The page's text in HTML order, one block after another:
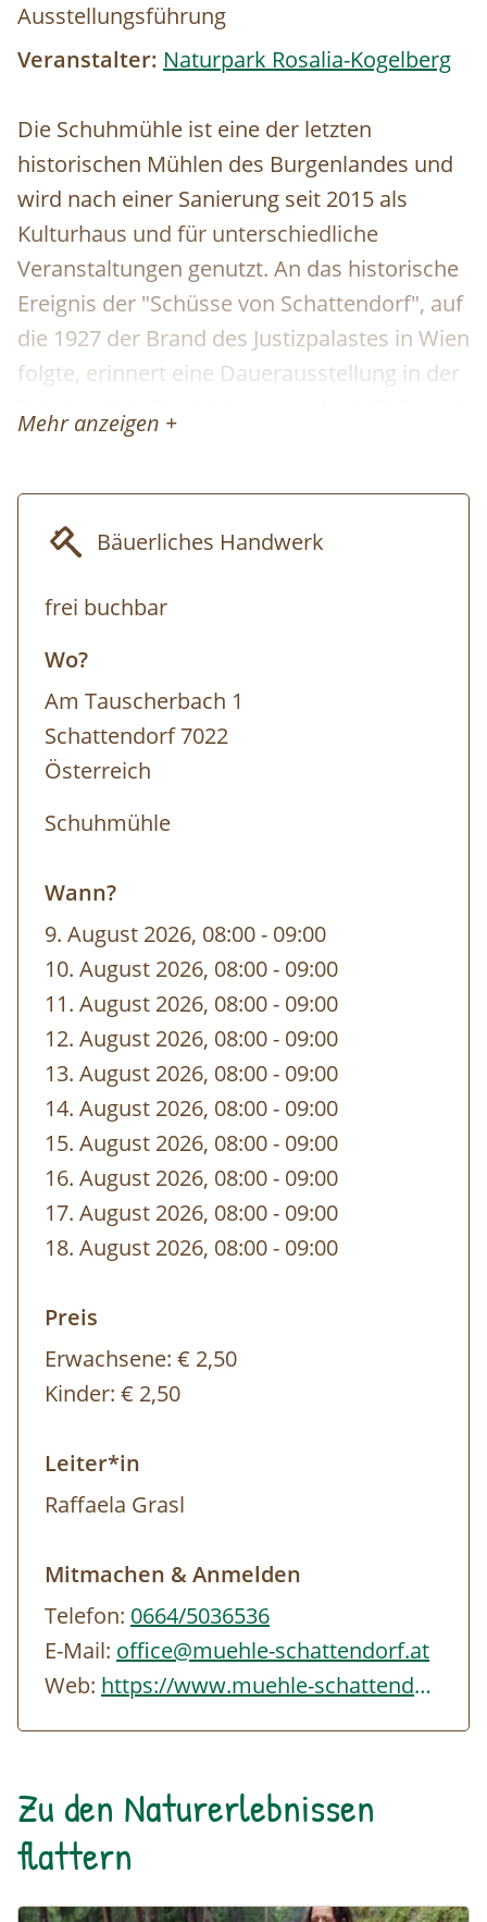
Ausstellungsführung
Veranstalter: Naturpark Rosalia-Kogelberg
Die Schuhmühle ist eine der letzten
historischen Mühlen des Burgenlandes und
wird nach einer Sanierung seit 2015 als
Kulturhaus und für unterschiedliche
Veranstaltungen genutzt. An das historische
Ereignis der "Schüsse von Schattendorf", auf
die 1927 der Brand des Justizpalastes in Wien
folgte, erinnert eine Dauerausstellung in der
Schuhmühle. Besichtigungen der Mühle und
des Mühlenladens mit Handwerkskunst und
Führungen von Gruppen nach
Termin: jederzeit nach telefonischer
Vereinbarung ab 10 Personen
Dauer: 1,5h
Mehr anzeigen +
Bäuerliches Handwerk
frei buchbar
Wo?
Am Tauscherbach 1
Schattendorf 7022
Österreich
Schuhmühle
Wann?
9. August 2026, 08:00- bis
09:00
10. August 2026, 08:00- bis
09:00
11. August 2026, 08:00- bis
09:00
12. August 2026, 08:00- bis
09:00
13. August 2026, 08:00- bis
09:00
14. August 2026, 08:00- bis
09:00
15. August 2026, 08:00- bis
09:00
16. August 2026, 08:00- bis
09:00
17. August 2026, 08:00- bis
09:00
18. August 2026, 08:00- bis
09:00
Preis
Erwachsene: € 2,50
Kinder: € 2,50
Leiter*in
Raffaela Grasl
Mitmachen & Anmelden
Telefon: 0664/5036536
E-Mail: office@muehle-schattendorf.at
Web:
https://www.muehle-schattendorf.at/index.php
Zu den Naturerlebnissen
flattern